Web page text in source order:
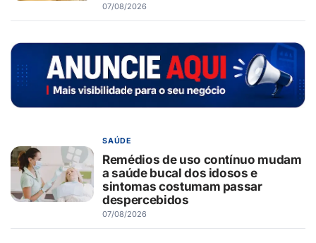
07/08/2026
SAÚDE
Remédios de uso contínuo mudam
a saúde bucal dos idosos e
sintomas costumam passar
despercebidos
07/08/2026